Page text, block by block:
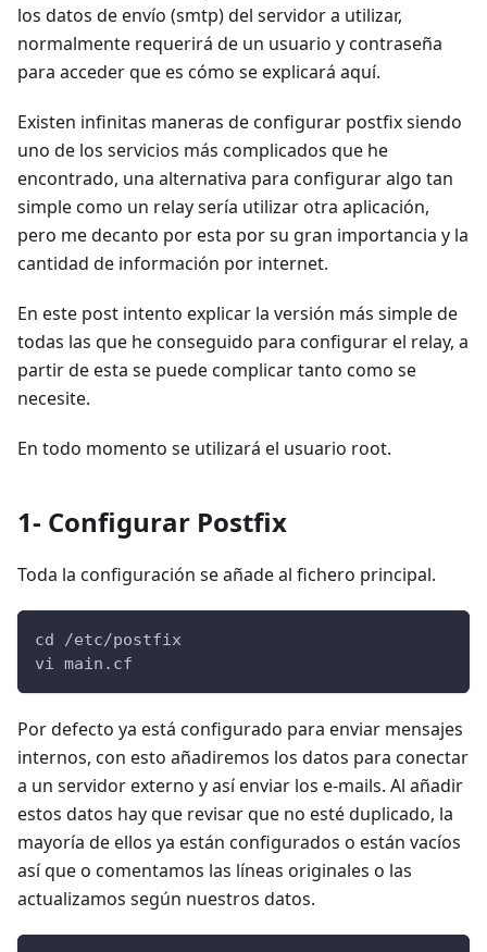
los datos de envío (smtp) del servidor a utilizar,
normalmente requerirá de un usuario y contraseña
para acceder que es cómo se explicará aquí.
Existen infinitas maneras de configurar postfix siendo
uno de los servicios más complicados que he
encontrado, una alternativa para configurar algo tan
simple como un relay sería utilizar otra aplicación,
pero me decanto por esta por su gran importancia y la
cantidad de información por internet.
En este post intento explicar la versión más simple de
todas las que he conseguido para configurar el relay, a
partir de esta se puede complicar tanto como se
necesite.
En todo momento se utilizará el usuario root.
1- Configurar Postfix
Toda la configuración se añade al fichero principal.
cd /etc/postfix
vi main.cf
Por defecto ya está configurado para enviar mensajes
internos, con esto añadiremos los datos para conectar
a un servidor externo y así enviar los e-mails. Al añadir
estos datos hay que revisar que no esté duplicado, la
mayoría de ellos ya están configurados o están vacíos
así que o comentamos las líneas originales o las
actualizamos según nuestros datos.